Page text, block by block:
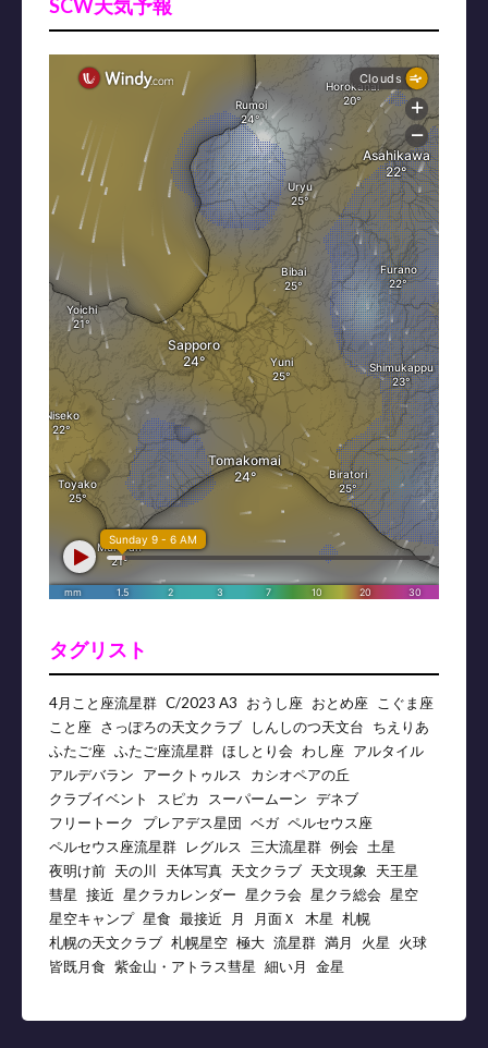
SCW天気予報
タグリスト
4月こと座流星群 C/2023 A3 おうし座 おとめ座 こぐま座
こと座 さっぽろの天文クラブ しんしのつ天文台
ちえりあ
ふたご座 ふたご座流星群 ほしとり会 わし座 アルタイル
アルデバラン
アークトゥルス
カシオペアの丘
クラブイベント
スピカ スーパームーン デネブ
フリートーク
プレアデス星団 ベガ ペルセウス座
ペルセウス座流星群
レグルス 三大流星群 例会 土星
夜明け前 天の川 天体写真 天文クラブ 天文現象
天王星
彗星 接近 星クラカレンダー 星クラ会 星クラ総会 星空
星空キャンプ 星食 最接近 月 月面Ｘ 木星 札幌
札幌の天文クラブ 札幌星空 極大 流星群 満月 火星
火球
皆既月食 紫金山・アトラス彗星 細い月 金星